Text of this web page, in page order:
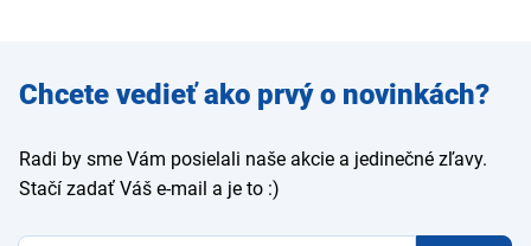
Zadajte
e-mail
Chcete vedieť ako prvý o novinkách?
Radi by sme Vám posielali naše akcie a jedinečné zľavy.
Stačí zadať Váš e-mail a je to :)